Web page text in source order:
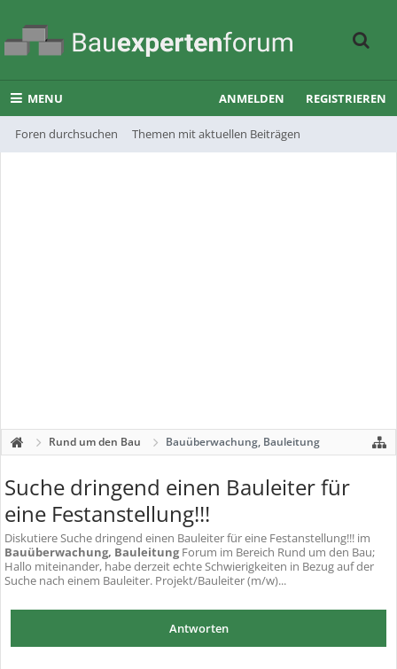
MENU
Foren durchsuchen Themen mit aktuellen Beiträgen
ANMELDEN REGISTRIEREN
Rund um den Bau Bauüberwachung, Bauleitung
Suche dringend einen Bauleiter für
eine Festanstellung!!!
DiskutiereSuche dringend einen Bauleiter für eine Festanstellung!!! im
Bauüberwachung, Bauleitung Forum im Bereich Rund um den Bau;
Hallo miteinander, habe derzeit echte Schwierigkeiten in Bezug auf der
Suche nach einem Bauleiter. Projekt/Bauleiter (m/w)...
Antworten